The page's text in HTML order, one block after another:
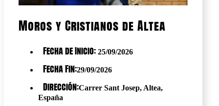
Moros y Cristianos de Altea
Fecha de Inicio: 25/09/2026
Fecha Fin:29/09/2026
Dirección:Carrer Sant Josep, Altea,
España